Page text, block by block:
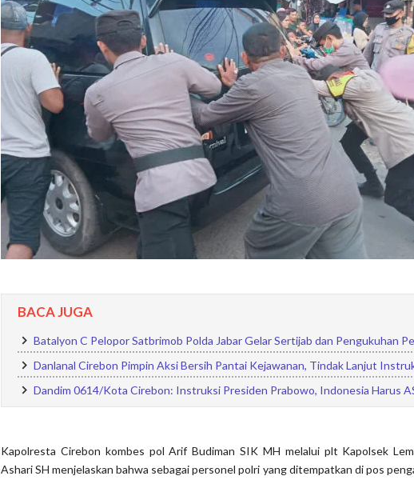
BACA JUGA
Batalyon C Pelopor Satbrimob Polda Jabar Gelar Sertijab dan Pengukuhan
Danlanal Cirebon Pimpin Aksi Bersih Pantai Kejawanan, Tindak Lanjut
Dandim 0614/Kota Cirebon: Instruksi Presiden Prabowo, Indonesia Harus
Kapolresta Cirebon kombes pol Arif Budiman SIK MH melalui plt Kapolsek
Ashari SH menjelaskan bahwa sebagai personel polri yang ditempatkan di pos